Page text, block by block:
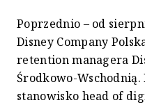
Poprzednio – od
Disney Company
retention managera
Środkowo-
stanowisko head of